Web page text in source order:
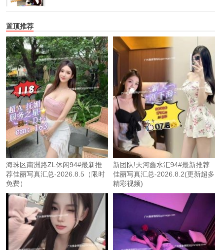
置顶推荐
海珠区南洲路ZL休闲94#最新推
荐佳丽写真汇总-2026.8.5（限时
免费）
新团队!天河鑫水汇94#最新推荐
佳丽写真汇总-2026.8.2(更新超多
精彩视频)